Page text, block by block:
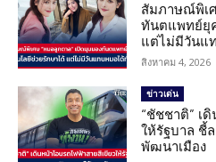
สัมภาษณ์พิเ
ทันตแพทย์ยุ
แต่ไม่มีวันแ
สิงหาคม 4, 2026
ข่าวเด่น
“ชัชชาติ” เ
ให้รัฐบาล ชี้
พัฒนาเมือง